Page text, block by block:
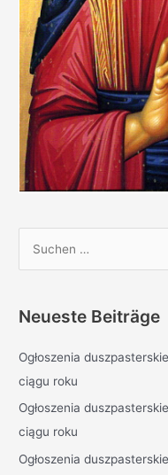
h
n
n
a
c
h
Neueste Beiträge
Ogłoszenia
ciągu roku
Ogłoszenia
ciągu roku
Ogłoszenia